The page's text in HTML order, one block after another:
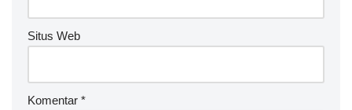
Situs Web
Komentar *